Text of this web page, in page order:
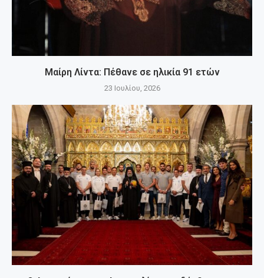
Μαίρη Λίντα: Πέθανε σε ηλικία 91 ετών
23 Ιουλίου, 2026